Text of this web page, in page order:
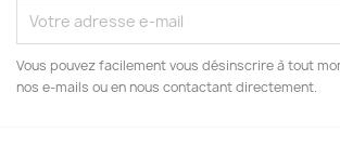
Vous pouvez facilement vous désinscrire à tout
nos e-mails ou en nous contactant directement.